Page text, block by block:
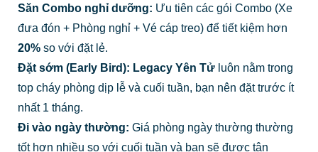
Săn Combo nghỉ dưỡng: Ưu tiên các gói Combo (Xe
đưa đón + Phòng nghỉ + Vé cáp treo) để tiết kiệm hơn
20%so với đặt lẻ.
Đặt sớm (Early Bird): Legacy Yên Tửluôn nằm trong
top cháy phòng dịp lễ và cuối tuần, bạn nên đặt trước ít
nhất 1 tháng.
Đi vào ngày thường: Giá phòng ngày thường thường
tốt hơn nhiều so với cuối tuần và bạn sẽ được tận